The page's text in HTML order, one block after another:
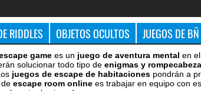
RIDDLES OBJETOS OCULTOS JUEGOS DE BÑ
game es un juego de aventura mental en
solucionar todo tipo de enigmas y
juegos de escape de habitaciones pondrán a
de escape room online es trabajar en equipo con